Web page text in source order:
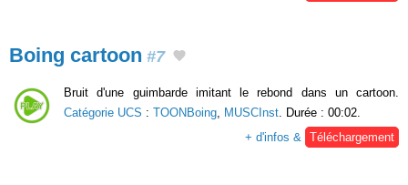
Boing cartoon #7
Bruit d'une guimbarde imitant le rebond dans un cartoon.
Catégorie UCS : TOONBoing MUSCInst . Durée : 00:02.
+ d'infos &
Téléchargement